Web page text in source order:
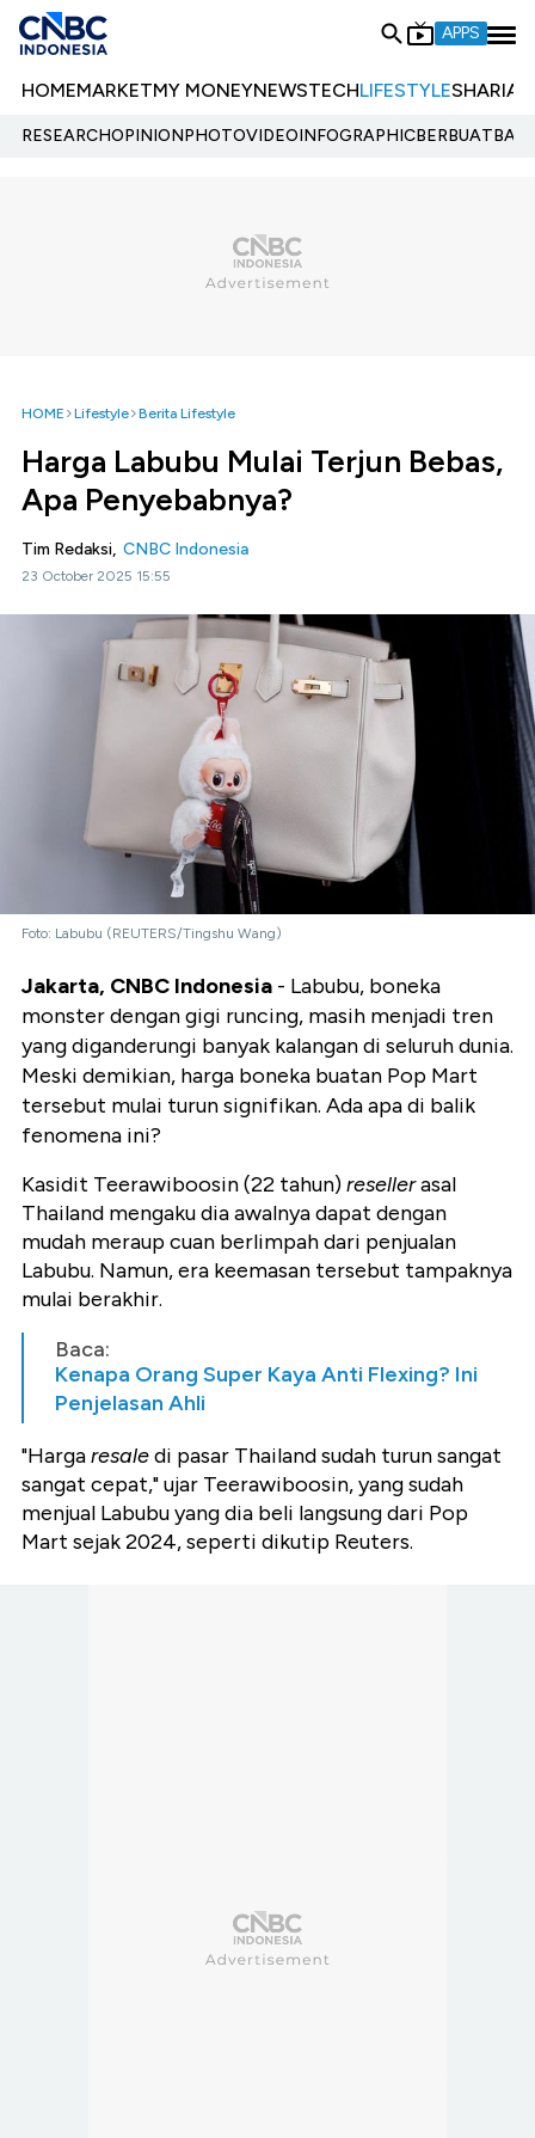
APPS
HOMEMARKETMY MONEYNEWSTECHLIFESTYLESHARIA
RESEARCHOPINIONPHOTOVIDEOINFOGRAPHIC
HOME Lifestyle Berita Lifestyle
Harga Labubu Mulai Terjun Bebas,
Apa Penyebabnya?
Tim Redaksi, CNBC Indonesia
23 October 2025 15:55
Foto: Labubu (REUTERS/Tingshu Wang)
Jakarta, CNBC Indonesia - Labubu, boneka
monster dengan gigi runcing, masih menjadi tren
yang diganderungi banyak kalangan di seluruh dunia.
Meski demikian, harga boneka buatan Pop Mart
tersebut mulai turun signifikan. Ada apa di balik
fenomena ini?
Kasidit Teerawiboosin (22 tahun)resellerasal
Thailand mengaku dia awalnya dapat dengan
mudah meraup cuan berlimpah dari penjualan
Labubu. Namun, era keemasan tersebut tampaknya
mulai berakhir.
Baca:
Kenapa Orang Super Kaya Anti Flexing? Ini
Penjelasan Ahli
"Hargaresaledi pasar Thailand sudah turun sangat
sangat cepat," ujar Teerawiboosin, yang sudah
menjual Labubu yang dia beli langsung dari Pop
Mart sejak 2024, seperti dikutip Reuters.